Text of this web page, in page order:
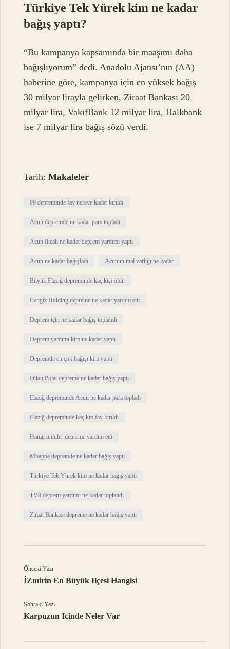
Türkiye Tek Yürek kim ne kadar
bağış yaptı?
“Bu kampanya kapsamında bir maaşımı daha
bağışlıyorum” dedi. Anadolu Ajansı’nın (AA)
haberine göre, kampanya için en yüksek bağış
30 milyar lirayla gelirken, Ziraat Bankası 20
milyar lira, VakıfBank 12 milyar lira, Halkbank
ise 7 milyar lira bağış sözü verdi.
Tarih:Makaleler
99 depreminde fay nereye kadar kırıldı
Acun depremde ne kadar para topladı
Acun Ilıcalı ne kadar deprem yardımı yaptı
Acun ne kadar bağışladı Acunun mal varlığı ne kadar
Büyük Elazığ depreminde kaç kişi öldü
Cengiz Holding depreme ne kadar yardım etti
Deprem için ne kadar bağış toplandı
Deprem yardımı kim ne kadar yaptı
Depremde en çok bağışı kim yaptı
Dilan Polat depreme ne kadar bağış yaptı
Elazığ depreminde Acun ne kadar para topladı
Elazığ depreminde kaç km fay kırıldı
Hangi ünlüler depreme yardım etti
Mbappe depremde ne kadar bağış yaptı
Türkiye Tek Yürek kim ne kadar bağış yaptı
TV8 deprem yardımı ne kadar toplandı
Ziraat Bankası depreme ne kadar bağış yaptı
Önceki Yazı
İZmirin En Büyük Ilçesi Hangisi
Sonraki Yazı
Karpuzun Icinde Neler Var